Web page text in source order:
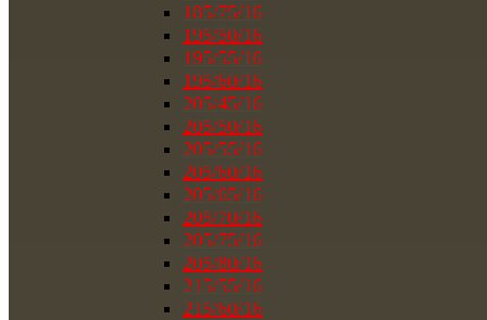
185/75/16
195/50/16
195/55/16
195/60/16
205/45/16
205/50/16
205/55/16
205/60/16
205/65/16
205/70/16
205/75/16
205/80/16
215/55/16
215/60/16